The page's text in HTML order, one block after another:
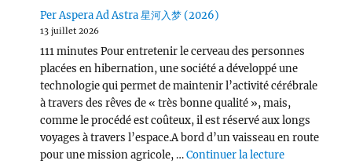
Per Aspera Ad Astra 星河入梦 (2026)
13 juillet 2026
111 minutes Pour entretenir le cerveau des personnes
placées en hibernation, une société a développé une
technologie qui permet de maintenir l’activité cérébrale
à travers des rêves de « très bonne qualité », mais,
comme le procédé est coûteux, il est réservé aux longs
voyages à travers l’espace.A bord d’un vaisseau en route
pour une mission agricole, …Continuer la lecturede « Per